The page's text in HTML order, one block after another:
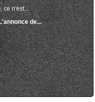
ce n'est...
de...